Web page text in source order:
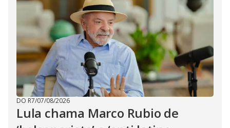
DO R7/07/08/2026
Lula chama Marco Rubio de